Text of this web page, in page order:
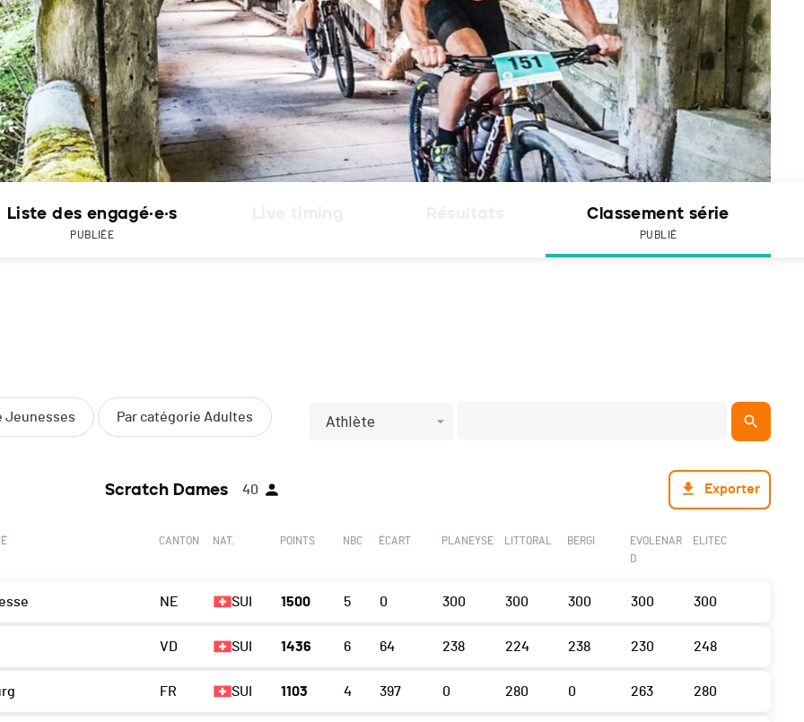
Liste des engagé·e·s
PUBLIÉE
Classement série
PUBLIÉ
Jeunesses Par catégorie Adultes Athlète
Scratch Dames 40 Exporter
CANTON NAT. POINTS NBC ÉCART PLANEYSE LITTORAL BERGI
EVOLENAR
D
ELITEC
NE SUI 1500 5 0 300 300 300 300 300
VD SUI 1436 6 64 238 224 238 230 248
FR SUI 1103 4 397 0 280 0 263 280